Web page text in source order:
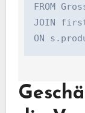
FROM
JOIN